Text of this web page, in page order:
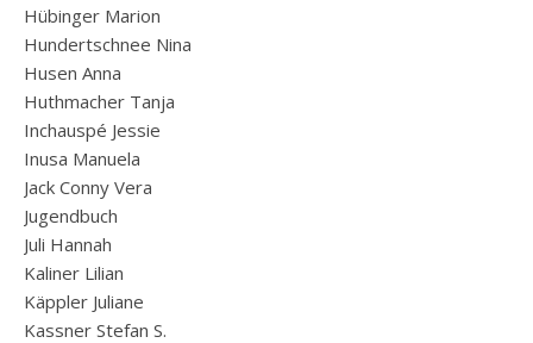
Hübinger Marion
Hundertschnee Nina
Husen Anna
Huthmacher Tanja
Inchauspé Jessie
Inusa Manuela
Jack Conny Vera
Jugendbuch
Juli Hannah
Kaliner Lilian
Käppler Juliane
Kassner Stefan S.